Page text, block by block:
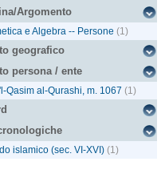
Argomento
e Algebra -- Persone (1)
geografico
persona / ente
Qasim al-Qurashi, m. 1067 (1)
islamico (sec. VI-XVI) (1)